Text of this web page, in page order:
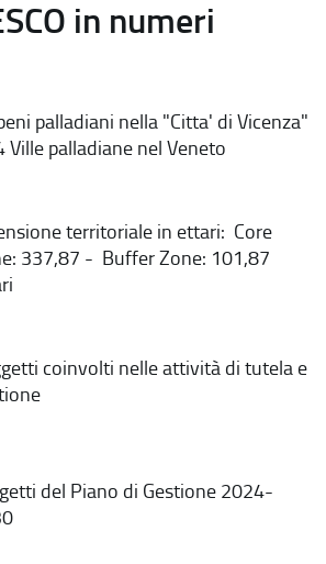
in numeri
palladiani nella "Citta' di Vicenza"
Ville palladiane nel Veneto
territoriale in ettari: Core
337,87 - Buffer Zone: 101,87
coinvolti nelle attività di tutela e
del Piano di Gestione 2024-